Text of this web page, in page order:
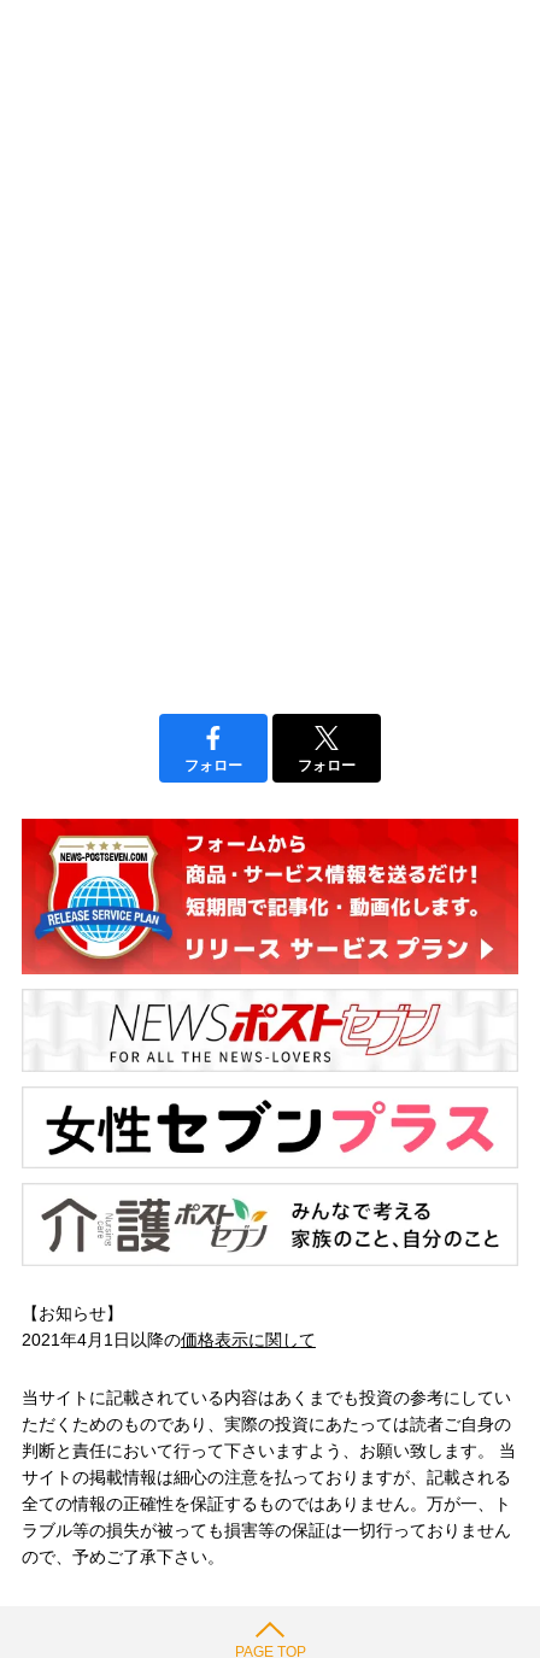
フォロー フォロー
【お知らせ】
2021年4月1日以降の価格表示に関して
当サイトに記載されている内容はあくまでも投資の参考にしてい
ただくためのものであり、実際の投資にあたっては読者ご自身の
判断と責任において行って下さいますよう、お願い致します。 当
サイトの掲載情報は細心の注意を払っておりますが、記載される
全ての情報の正確性を保証するものではありません。万が一、ト
ラブル等の損失が被っても損害等の保証は一切行っておりません
ので、予めご了承下さい。
PAGE TOP